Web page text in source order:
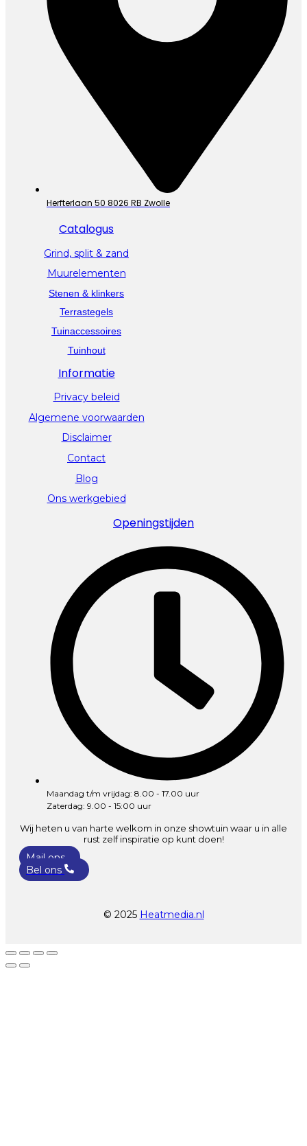
Herfterlaan 50 8026 RB Zwolle
Catalogus
Grind, split & zand
Muurelementen
Stenen & klinkers
Terrastegels
Tuinaccessoires
Tuinhout
Informatie
Privacy beleid
Algemene voorwaarden
Disclaimer
Contact
Blog
Ons werkgebied
Openingstijden
Maandag t/m vrijdag: 8.00 - 17.00 uur
Zaterdag: 9.00 - 15:00 uur
Wij heten u van harte welkom in onze showtuin waar u in alle
rust zelf inspiratie op kunt doen!
Mail ons
Bel ons
© 2025 Heatmedia.nl